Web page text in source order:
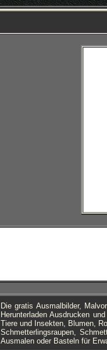
Die gratis Ausmalbilder,
Herunterladen Ausdrucken
Tiere und Insekten, Blumen,
Schmetterlingsraupen,
Ausmalen oder Basteln für